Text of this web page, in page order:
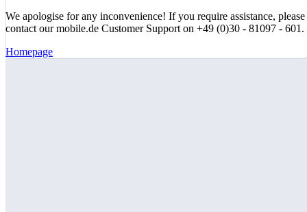
We apologise for any inconvenience! If you require assistance, please
contact our mobile.de Customer Support on +49 (0)30 - 81097 - 601.
Homepage